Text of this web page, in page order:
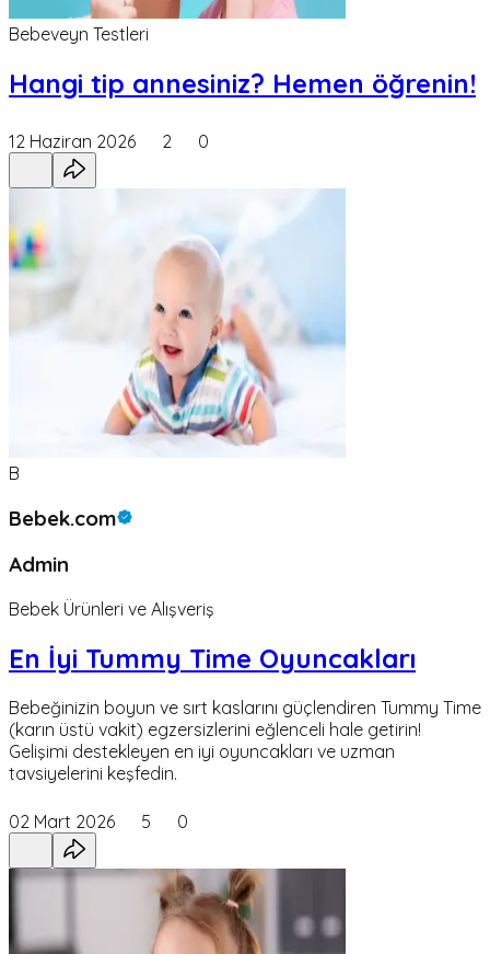
Bebeveyn Testleri
Hangi tip annesiniz? Hemen öğrenin!
12 Haziran 2026 2 0
B
Bebek.com
Admin
Bebek Ürünleri ve Alışveriş
En İyi Tummy Time Oyuncakları
Bebeğinizin boyun ve sırt kaslarını güçlendiren Tummy Time
(karın üstü vakit) egzersizlerini eğlenceli hale getirin!
Gelişimi destekleyen en iyi oyuncakları ve uzman
tavsiyelerini keşfedin.
02 Mart 2026 5 0